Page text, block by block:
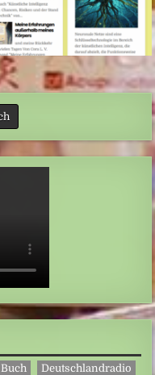
Buch
Deutschlandradio